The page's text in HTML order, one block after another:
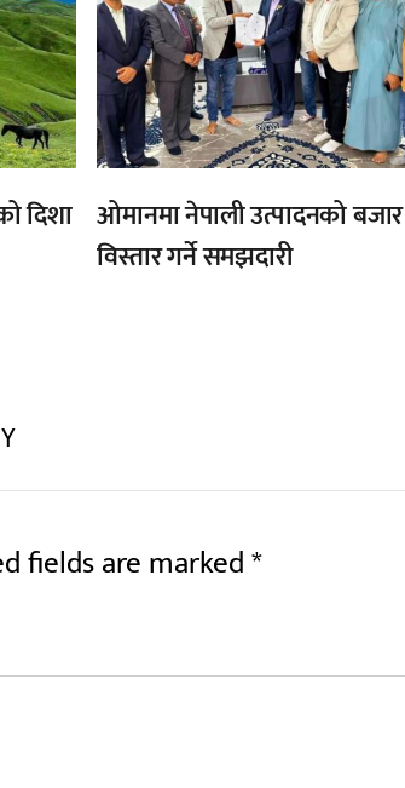
दिशा ओमानमा नेपाली उत्पादनको बजार
विस्तार गर्ने समझदारी
fields are marked*